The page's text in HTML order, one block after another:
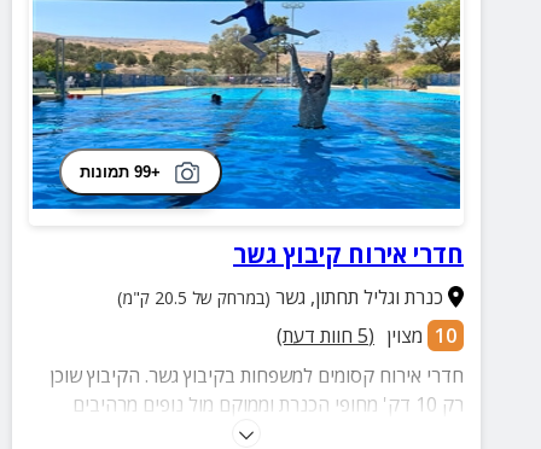
+99 תמונות
חדרי אירוח קיבוץ גשר
כנרת וגליל תחתון, גשר (במרחק של 20.5 ק"מ)
10 מצוין (
5 חוות דעת)
חדרי אירוח קסומים למשפחות בקיבוץ גשר. הקיבוץ שוכן
רק 10 דק' מחופי הכנרת וממוקם מול נופים מרהיבים
ביופיים של הגליל. בקיבוץ 6 חדרי אירוח המיועדים לזוגות